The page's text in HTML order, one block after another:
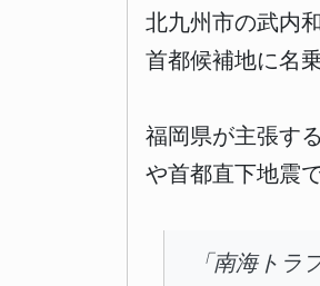
北九州市の武内
首都候補地に名
福岡県が主張す
や首都直下地震
「南海トラ